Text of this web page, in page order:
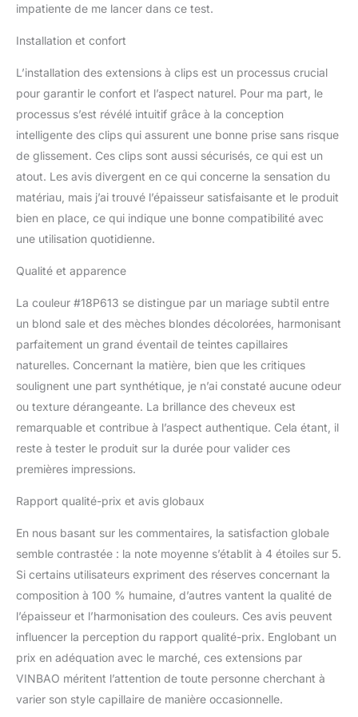
avec 1 à 2 ensembles, ou
Pratique et rapide : facile
à porter ou à enlever en
quelques minutes,
coiffure, peut être teint
bouclé et lissé comme de
vrais cheveux, que ce
soit pour les mariages
romantiques ou les
grands festivals, peut
nous fournissons une
variété de couleurs de
cheveux populaires au
choix, porter
naturellement, en raison
de la lumière de prise de
vue et de l'écran
d'affichage, l'image du
produit et les cheveux
couleur, je peux vous
des extensions de
cheveux : les extensions
de cheveux à clipser
sont faciles à entretenir
et à entretenir, il suffit de
suivre les étapes simples
pour les garder en bon
état. Le shampooing et
l'après-shampoing
peuvent être utilisés pour
conditionner les cheveux
impatiente de me lancer dans ce test.
Installation et confort
L’installation des extensions à clips est un processus crucial
pour garantir le confort et l’aspect naturel. Pour ma part, le
processus s’est révélé intuitif grâce à la conception
intelligente des clips qui assurent une bonne prise sans risque
de glissement. Ces clips sont aussi sécurisés, ce qui est un
atout. Les avis divergent en ce qui concerne la sensation du
matériau, mais j’ai trouvé l’épaisseur satisfaisante et le produit
bien en place, ce qui indique une bonne compatibilité avec
une utilisation quotidienne.
Qualité et apparence
La couleur #18P613 se distingue par un mariage subtil entre
un blond sale et des mèches blondes décolorées, harmonisant
parfaitement un grand éventail de teintes capillaires
naturelles. Concernant la matière, bien que les critiques
soulignent une part synthétique, je n’ai constaté aucune odeur
ou texture dérangeante. La brillance des cheveux est
remarquable et contribue à l’aspect authentique. Cela étant, il
reste à tester le produit sur la durée pour valider ces
premières impressions.
Rapport qualité-prix et avis globaux
En nous basant sur les commentaires, la satisfaction globale
semble contrastée : la note moyenne s’établit à 4 étoiles sur 5.
Si certains utilisateurs expriment des réserves concernant la
composition à 100 % humaine, d’autres vantent la qualité de
l’épaisseur et l’harmonisation des couleurs. Ces avis peuvent
influencer la perception du rapport qualité-prix. Englobant un
prix en adéquation avec le marché, ces extensions par
VINBAO méritent l’attention de toute personne cherchant à
varier son style capillaire de manière occasionnelle.